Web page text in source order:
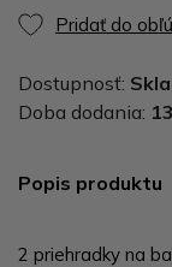
Pridať do
Dostupnosť:
Doba dodania:
Popis produktu
2 priehradky na